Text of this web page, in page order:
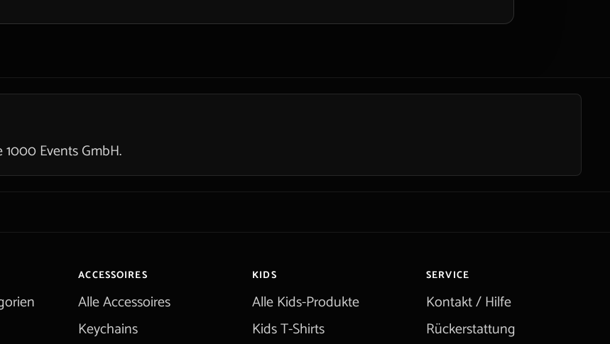
Events GmbH.
ACCESSOIRES
Alle Accessoires
Keychains
KIDS
Alle Kids-Produkte
Kids T-Shirts
SERVICE
Kontakt / Hilfe
Rückerstattung